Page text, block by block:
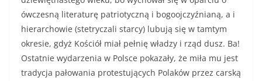
ówczesną literaturę patriotyczną i bogoojczyźnianą, a i
hierarchowie (stetryczali starcy) lubują się w tamtym
okresie, gdyż Kościół miał pełnię władzy i rząd dusz. Ba!
Ostatnie wydarzenia w Polsce pokazały, że miła mu jest
tradycja pałowania protestujących Polaków przez carską